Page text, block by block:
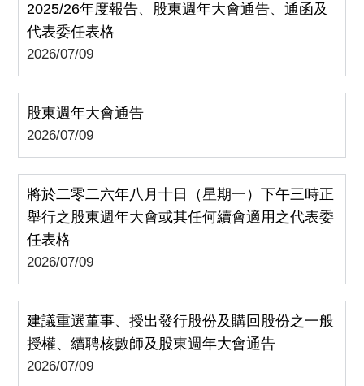
2025/26年度報告、股東週年大會通告、通函及
代表委任表格
2026/07/09
股東週年大會通告
2026/07/09
將於二零二六年八月十日（星期一）下午三時正
舉行之股東週年大會或其任何續會適用之代表委
任表格
2026/07/09
建議重選董事、授出發行股份及購回股份之一般
授權、續聘核數師及股東週年大會通告
2026/07/09